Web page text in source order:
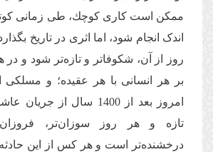
ممكن است کاری كوچك، طی زمانی
اندک انجام شود، اما اثری در تاریخ
روز از آن، شكوفاتر و تازه‌‌تر ‌‌شود و
بر هر انسانی با هر عقیده‌‌؛ و مسلکی
امروز بعد از 1400 سال از
تازه و هر روز سوزان‌‌تر،
درخشنده‌‌تر است و هر کس از این حادثه